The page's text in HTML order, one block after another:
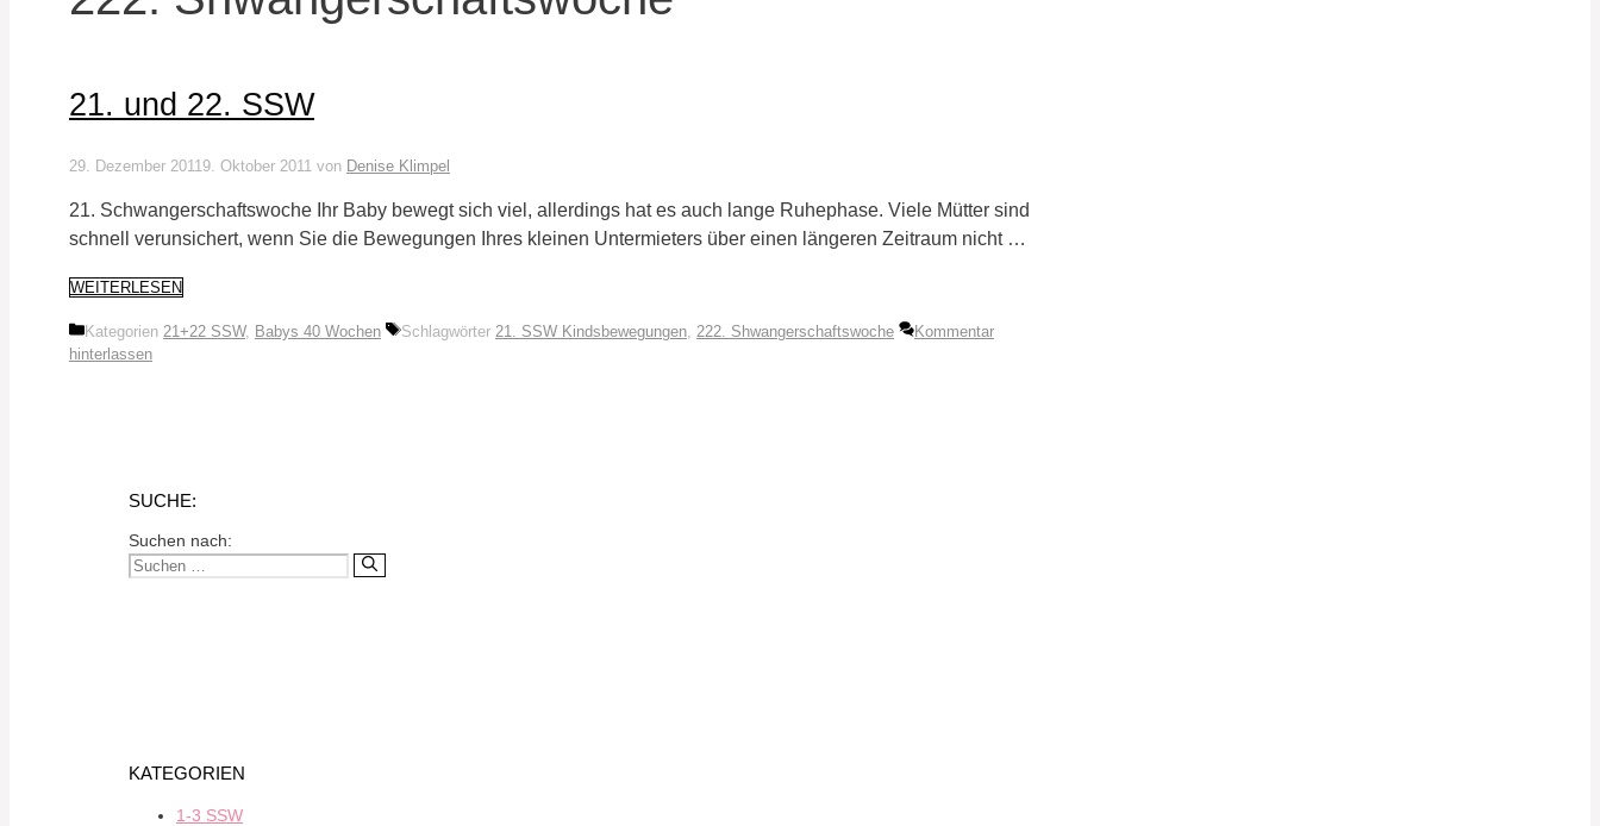
21. und 22. SSW
29. Dezember 20119. Oktober 2011 von Denise Klimpel
21. Schwangerschaftswoche Ihr Baby bewegt sich viel, allerdings hat es auch lange Ruhephase. Viele Mütter sind
schnell verunsichert, wenn Sie die Bewegungen Ihres kleinen Untermieters über einen längeren Zeitraum nicht …
WEITERLESEN
Kategorien 21+22 SSW, Babys 40 Wochen Schlagwörter 21. SSW Kindsbewegungen, 222. Shwangerschaftswoche
Kommentar
hinterlassen
SUCHE:
Suchen nach:
KATEGORIEN
1-3 SSW